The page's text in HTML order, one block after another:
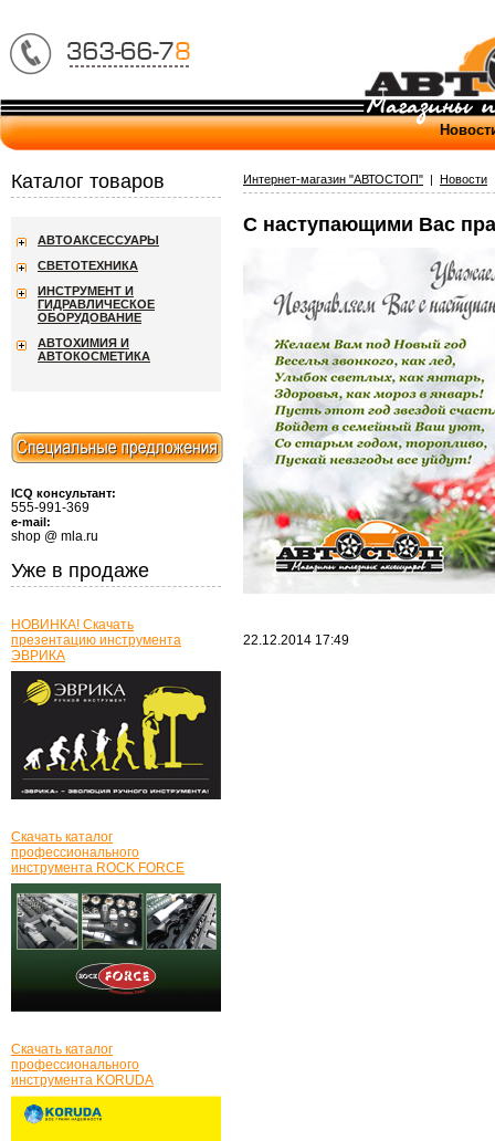
Интернет-магазин "АВТОСТОП" | Новости
С наступающими Вас
22.12.2014 17:49
Каталог товаров
АВТОАКСЕССУАРЫ
СВЕТОТЕХНИКА
ИНСТРУМЕНТ И
ГИДРАВЛИЧЕСКОЕ
ОБОРУДОВАНИЕ
АВТОХИМИЯ И
АВТОКОСМЕТИКА
ICQ консультант:
555-991-369
e-mail:
shop @ mla.ru
Уже в продаже
НОВИНКА! Скачать
презентацию инструмента
ЭВРИКА
Скачать каталог
профессионального
инструмента ROCK FORCE
Скачать каталог
профессионального
инструмента KORUDA